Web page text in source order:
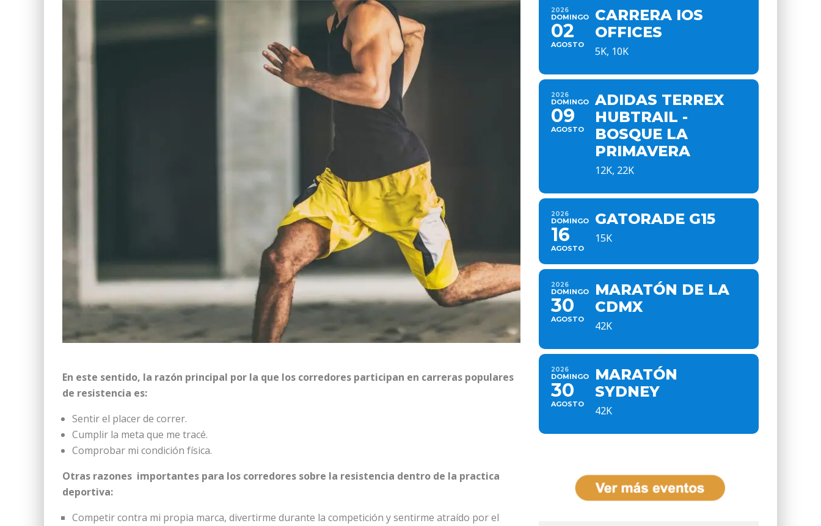
En este sentido, la razón principal por la que los corredores participan en carreras populares
de resistencia es:
Sentir el placer de correr.
Cumplir la meta que me tracé.
Comprobar mi condición física.
Otras razones importantes para los corredores sobre la resistencia dentro de la practica
deportiva:
Competir contra mi propia marca, divertirme durante la competición y sentirme atraído por el
2026
DOMINGO
02
AGOSTO
CARRERA IOS
OFFICES
5K, 10K
2026
DOMINGO
09
AGOSTO
ADIDAS TERREX
HUBTRAIL -
BOSQUE LA
PRIMAVERA
12K, 22K
2026
DOMINGO
16
AGOSTO
GATORADE G15
15K
2026
DOMINGO
30
AGOSTO
MARATÓN DE LA
CDMX
42K
2026
DOMINGO
30
AGOSTO
MARATÓN
SYDNEY
42K